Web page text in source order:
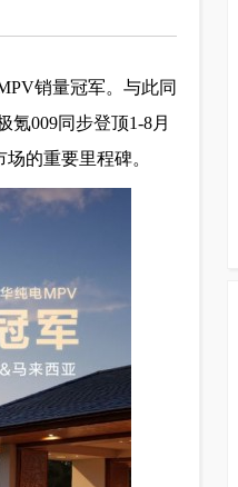
销量冠军。与此同
氪009同步登顶1-8月
的重要里程碑。